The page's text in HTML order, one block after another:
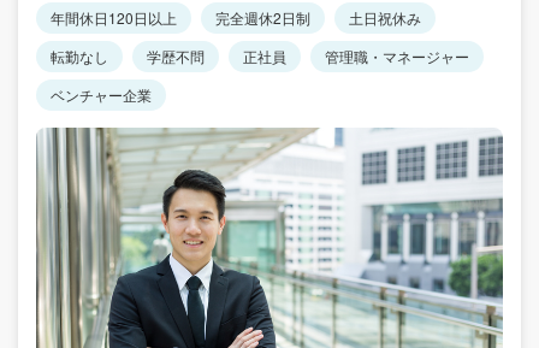
年間休日120日以上 完全週休2日制
土日祝休み
転勤なし
学歴不問 正社員
管理職・マネージャー
ベンチャー企業